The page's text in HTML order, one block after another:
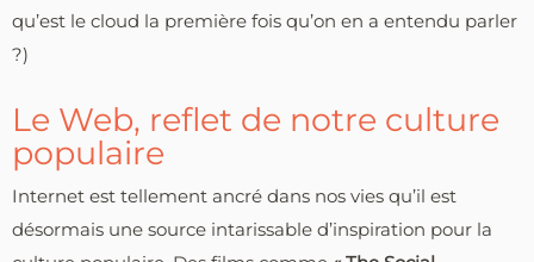
qu’est le cloud la première fois qu’on en a entendu parler
?)
Le Web, reflet de notre culture
populaire
Internet est tellement ancré dans nos vies qu’il est
désormais une source intarissable d’inspiration pour la